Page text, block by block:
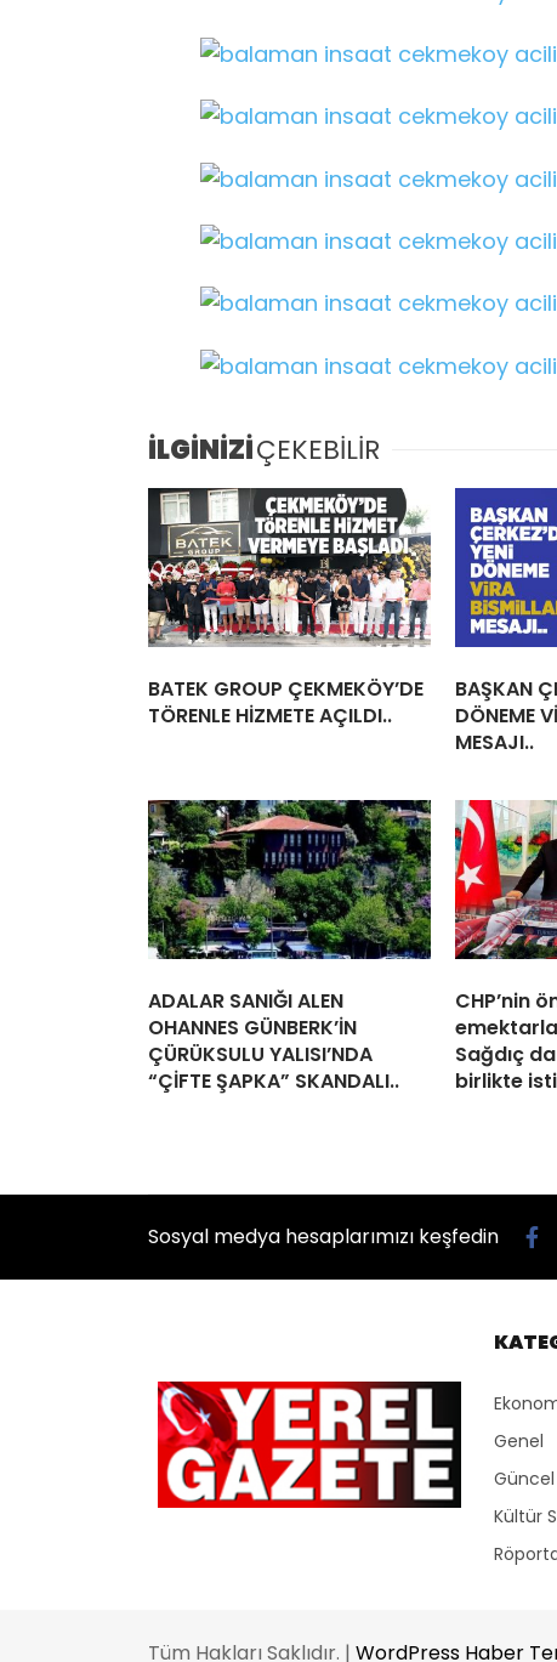
İLGİNİZİÇEKEBİLİR
BATEK GROUP ÇEKMEKÖY’DE
TÖRENLE HİZMETE AÇILDI..
BAŞKAN
DÖNEME
MESAJI..
ADALAR SANIĞI ALEN
OHANNES GÜNBERK’İN
ÇÜRÜKSULU YALISI’NDA
“ÇİFTE ŞAPKA” SKANDALI..
CHP’nin
Sağdıç
birlikte
Sosyal medya hesaplarımızı keşfedin
Genel
Güncel
Kültür
Tüm Hakları Saklıdır. | WordPress Haber